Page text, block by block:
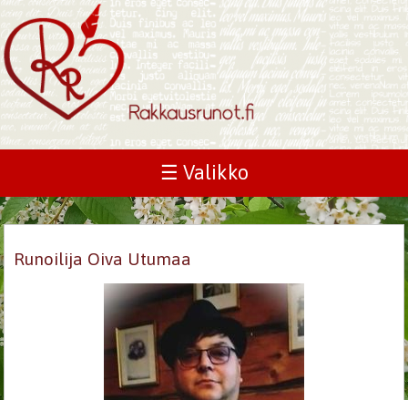
☰ Valikko
Runoilija Oiva Utumaa